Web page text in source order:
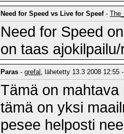
Need for Speed vs Live for Speef-
Need for Speed
on taas
Paras -grefal , lähetetty 13.3 2008 12:55
Tämä on
tämä on yksi
pesee helposti